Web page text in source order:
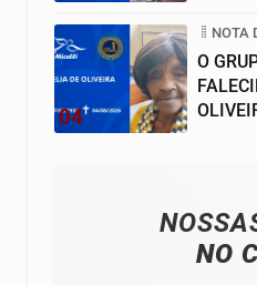
04
NOTA
O
NO